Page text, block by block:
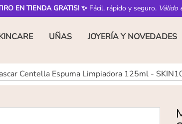
EN TIENDA GRATIS! ✨ Fácil, rápido y seguro. Válido
UÑAS JOYERÍA Y NOVEDADES
Centella Espuma Limpiadora 125ml -